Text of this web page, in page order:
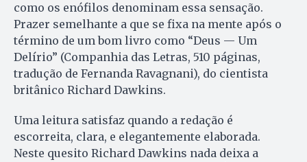
como os enófilos denominam essa sensação.
Prazer semelhante a que se fixa na mente após o
término de um bom livro como “Deus — Um
Delírio” (Companhia das Letras, 510 páginas,
tradução de Fernanda Ravagnani), do cientista
britânico Richard Dawkins.
Uma leitura satisfaz quando a redação é
escorreita, clara, e elegantemente elaborada.
Neste quesito Richard Dawkins nada deixa a